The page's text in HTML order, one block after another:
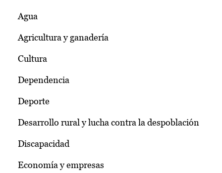
Agua
Agricultura y ganadería
Cultura
Dependencia
Deporte
Desarrollo rural y lucha contra la despoblación
Discapacidad
Economía y empresas